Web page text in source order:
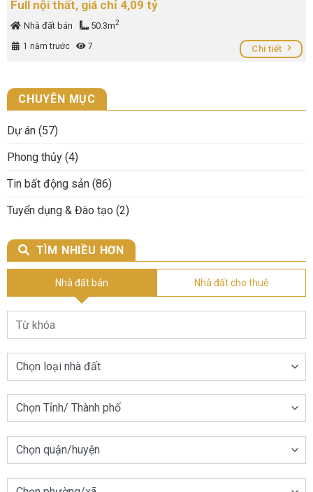
Full nội thất, giá chỉ 4,09 tỷ
Nhà đất bán 50.3m2
1 năm trước 7 Chi tiết
CHUYÊN MỤC
Dự án (57)
Phong thủy (4)
Tin bất động sản (86)
Tuyển dụng & Đào tạo (2)
TÌM NHIỀU HƠN
Nhà đất bán Nhà đất cho thuê